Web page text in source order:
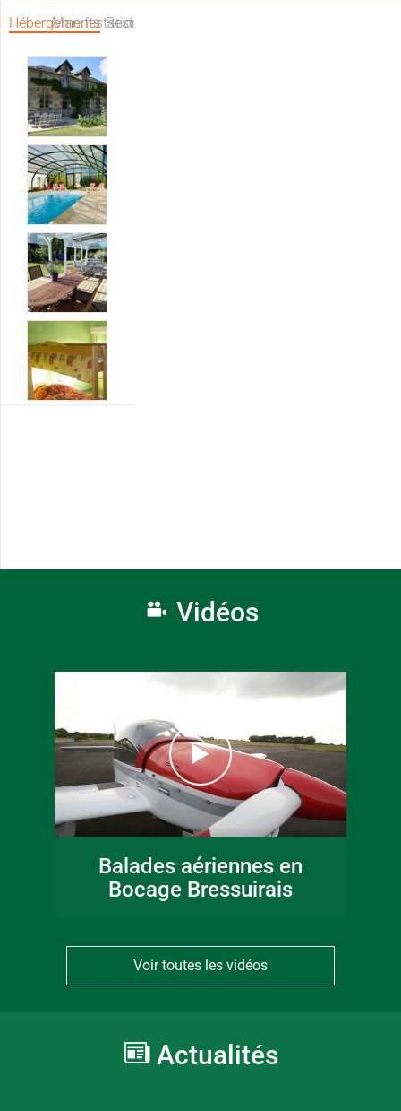
Hébergements
ManifestationsRestaurants
Vidéos
Balades aériennes en
Bocage Bressuirais
Voir toutes les vidéos
Actualités